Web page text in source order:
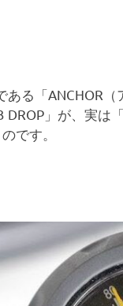
る「ANCHOR
」が、実は
です。